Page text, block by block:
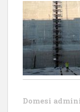
Domesi